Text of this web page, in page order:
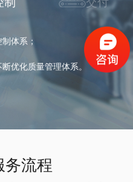
体系；
优化质量管理体系。
务流程